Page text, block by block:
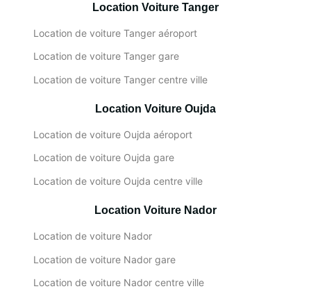
Location Voiture Tanger
Location de voiture Tanger aéroport
Location de voiture Tanger gare
Location de voiture Tanger centre ville
Location Voiture Oujda
Location de voiture Oujda aéroport
Location de voiture Oujda gare
Location de voiture Oujda centre ville
Location Voiture Nador
Location de voiture Nador
Location de voiture Nador gare
Location de voiture Nador centre ville